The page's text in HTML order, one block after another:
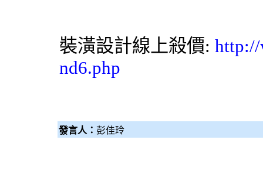
裝潢設計線上殺價: http://
nd6.php
發言人： 彭佳玲